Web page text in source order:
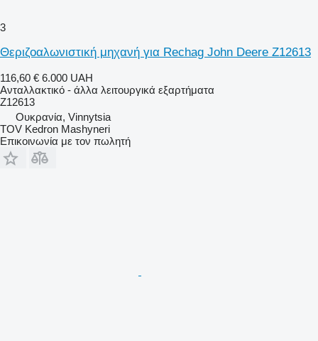
3
Θεριζοαλωνιστική μηχανή για Rechag John Deere Z12613
116,60 € 6.000 UAH
Ανταλλακτικό - άλλα λειτουργικά εξαρτήματα
Z12613
Ουκρανία, Vinnytsia
TOV Kedron Mashyneri
Επικοινωνία με τον πωλητή